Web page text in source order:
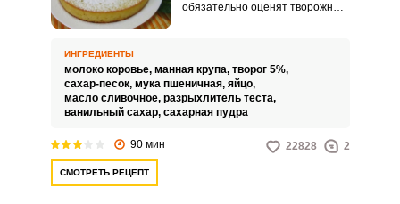
обязательно оценят творожный
по консистенции.
ИНГРЕДИЕНТЫ
молоко коровье, манная крупа, творог 5%,
сахар-песок, мука пшеничная, яйцо,
масло сливочное, разрыхлитель теста,
ванильный сахар, сахарная пудра
90 мин 22828 2
СМОТРЕТЬ РЕЦЕПТ